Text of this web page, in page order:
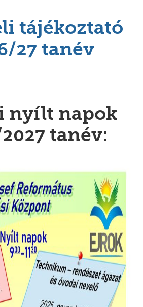
tájékoztató
27 tanév
nyílt napok
tanév: